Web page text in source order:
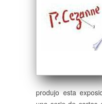
produjo esta